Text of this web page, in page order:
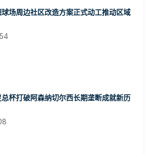
场周边社区改造方案正式动工推动区域
杯打破阿森纳切尔西长期垄断成就新历